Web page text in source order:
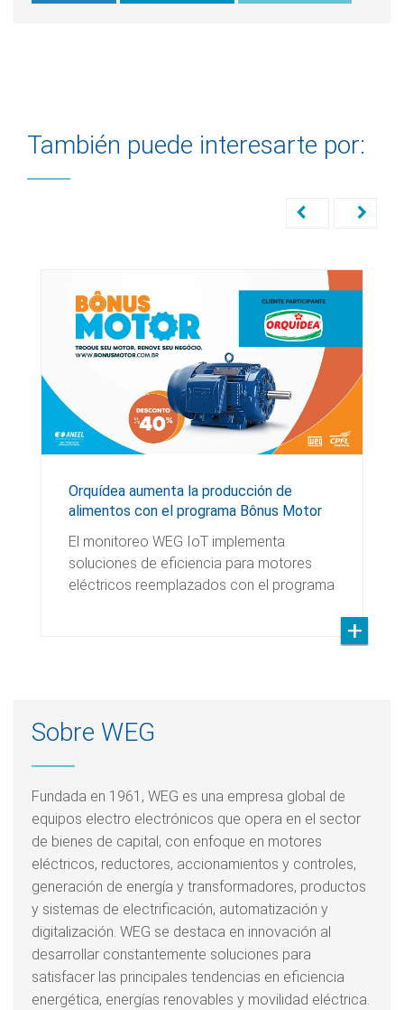
También puede interesarte por:
Orquídea aumenta la producción de
alimentos con el programa Bônus Motor
El monitoreo WEG IoT implementa
soluciones de eficiencia para motores
eléctricos reemplazados con el programa
Sobre WEG
Fundada en 1961, WEG es una empresa global de
equipos electro electrónicos que opera en el sector
de bienes de capital, con enfoque en motores
eléctricos, reductores, accionamientos y controles,
generación de energía y transformadores, productos
y sistemas de electrificación, automatización y
digitalización. WEG se destaca en innovación al
desarrollar constantemente soluciones para
satisfacer las principales tendencias en eficiencia
energética, energías renovables y movilidad eléctrica.